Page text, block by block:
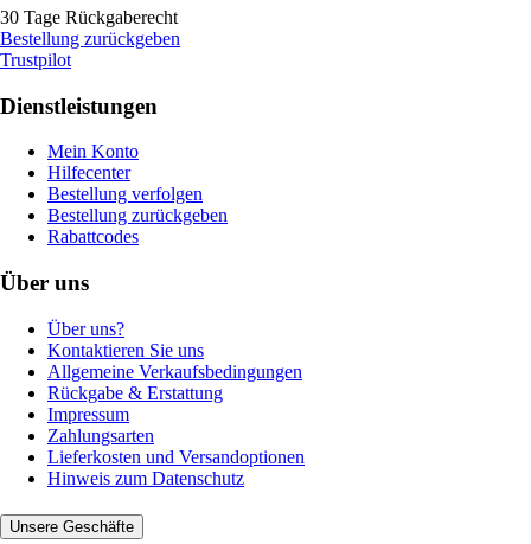
30 Tage Rückgaberecht
Bestellung zurückgeben
Trustpilot
Dienstleistungen
Mein Konto
Hilfecenter
Bestellung verfolgen
Bestellung zurückgeben
Rabattcodes
Über uns
Über uns?
Kontaktieren Sie uns
Allgemeine Verkaufsbedingungen
Rückgabe & Erstattung
Impressum
Zahlungsarten
Lieferkosten und Versandoptionen
Hinweis zum Datenschutz
Unsere Geschäfte